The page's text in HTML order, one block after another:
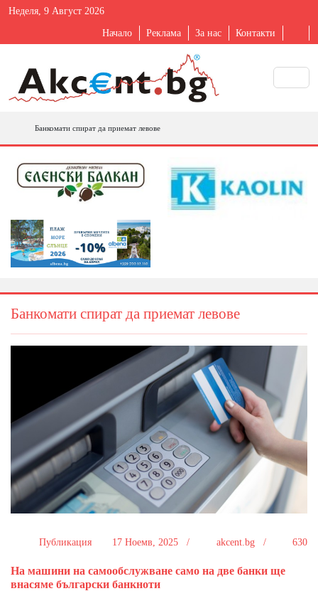
Неделя, 9 Август 2026
Начало Реклама За нас Контакти
Банкомати спират да приемат левове
Банкомати спират да приемат левове
Публикация 17 Ноемв, 2025 / akcent.bg / 630
На машини на самообслужване само на две банки ще
внасяме български банкноти